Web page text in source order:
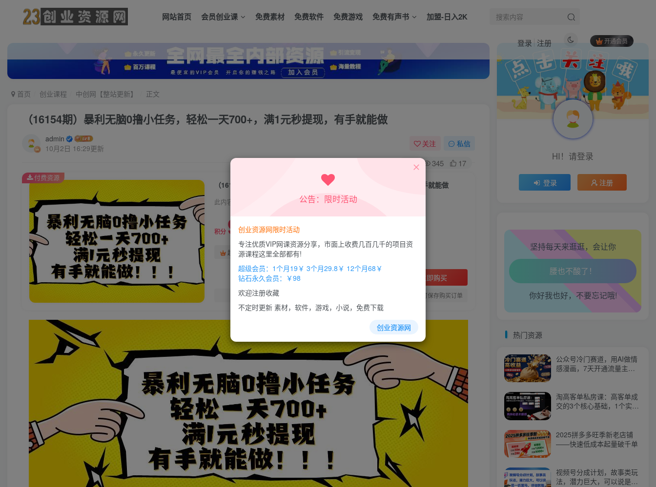
网站首页 会员创业课 免费素材 免费软件 免费游戏 免费有声书 加盟-日入2K
开通会员
登录 注册
首页 创业课程 中创网【整站更新】 正文
（16154期）暴利无脑0撸小任务，轻松一天700+，满1元秒提现，有手就能做
admin
10月2日 16:29更新
关注 私信
0 345 17
（16154期）暴利无脑0撸小任务，轻松一天700+，满1元秒提现，有手就能做
此内容为付费资源，请付费后查看
积分 9.9
超级会员免费 钻石会员
立即购买
您当前未登录！建议登陆后购买，办理会员包月更省钱，可保存购买订单
付费资源
热门文章
随心推全域线上课：拆解全域流量模型，让随心推投放更稳定
全网独家淘宝闪购，全自动采集，操作简单无脑，单人窗口轻松日入40+【揭秘】
心理疗愈商业盈利复盘：拆解高营收运营逻辑，剖析月入五十万商业模式落地路径
（17290期）小红书电商掘金实战课，从选品、爆文到店群矩阵，手把手教你实现单店月入3万+(更新26年)
拼多多特训营高阶班，独家玩法赋能，突破运营天花板（更新26年1月）
HI！请登录
登录 注册
坚持每天来逛逛，会让你
走路也有劲了！
腿也不痛了！
腰也不酸了！
你好我也好，不要忘记哦!
热门资源
公众号冷门赛道，用AI做情
感漫画，7天开通流量主，
淘高客单私房课：高客单成
交的3个核心基础，1个实操
2025拼多多旺季新老店铺
——快速低成本起量破千单
视频号分成计划，故事类玩
法，潜力巨大，可以说是一
公告：限时活动
创业资源网限时活动
专注优质VIP网课资源分享，市面上收费几百几千的项目资
源课程这里全部都有!
超级会员：1个月19￥ 3个月29.8￥ 12个月68￥
钻石永久会员：￥98
欢迎注册收藏
不定时更新 素材，软件，游戏，小说，免费下载
创业资源网